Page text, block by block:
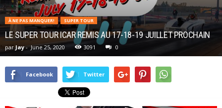
À NE PAS MANQUER! SUPER TOUR
LE SUPER TOUR ICAR REMIS AU 17-18-19 JUILLET PROCHAIN
par Jay- June 25, 2020 3091 0
Facebook Twitter